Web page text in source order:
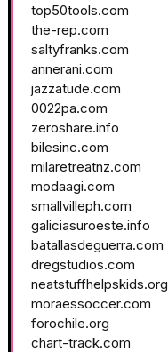
top50tools.com
the-rep.com
saltyfranks.com
annerani.com
jazzatude.com
0022pa.com
zeroshare.info
bilesinc.com
milaretreatnz.com
modaagi.com
smallvilleph.com
galiciasuroeste.info
batallasdeguerra.com
dregstudios.com
neatstuffhelpskids.org
moraessoccer.com
forochile.org
chart-track.com